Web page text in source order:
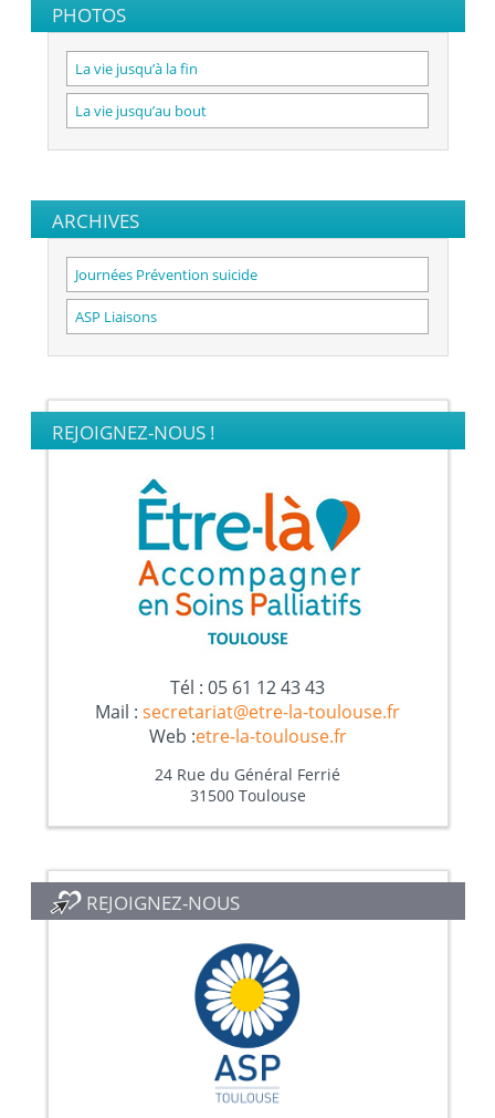
PHOTOS
La vie jusqu’à la fin
La vie jusqu’au bout
ARCHIVES
Journées Prévention suicide
ASP Liaisons
REJOIGNEZ-NOUS !
Tél : 05 61 12 43 43
Mail : secretariat@etre-la-toulouse.fr
Web :etre-la-toulouse.fr
24 Rue du Général Ferrié
31500 Toulouse
REJOIGNEZ-NOUS